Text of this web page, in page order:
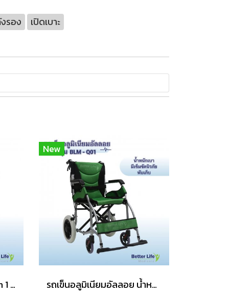
รอง เปิดเบาะ
รถเข็นเคลื่อนย้ายผู้ป่วย 2 in 1 อุปกรณ์เคลื่อนย้ายผู้ป่วยติดเตียง รถเข็นสำหรับผู้ป่วยติดเตียง
New
รถเข็นอลูมิเนียมอัลลอย น้ำหนักเบา พับได้